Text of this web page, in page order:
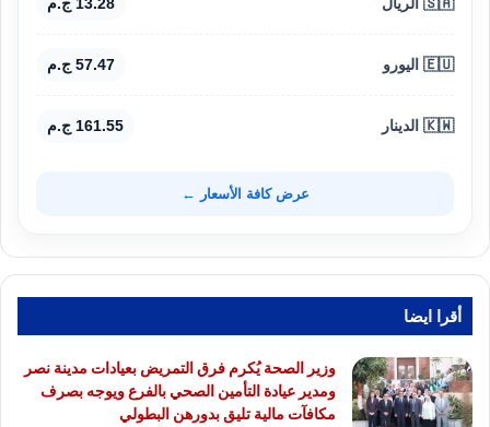
🇪🇺 اليورو 57.47 ج.م
🇰🇼 الدينار 161.55 ج.م
عرض كافة الأسعار ←
أقرا ايضا
وزير الصحة يُكرم فرق التمريض بعيادات مدينة نصر
ومدير عيادة التأمين الصحي بالفرع ويوجه بصرف
مكافآت مالية تليق بدورهن البطولي